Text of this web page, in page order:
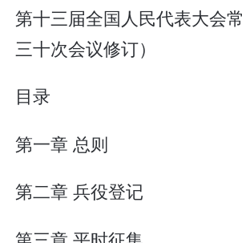
第十三届全国人民代表大会
三十次会议修订）
目录
第一章 总则
第二章 兵役登记